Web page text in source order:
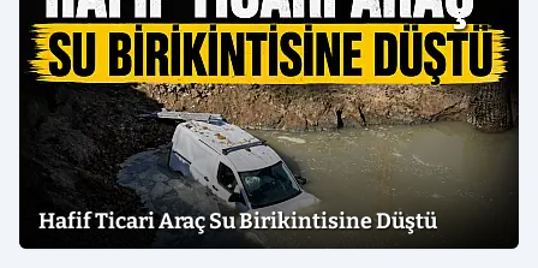
Hafif Ticari Araç Su Birikintisine Düştü